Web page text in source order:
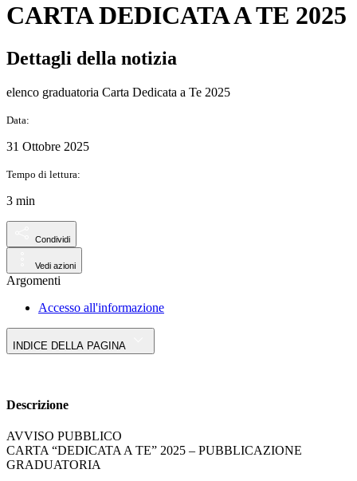
CARTA DEDICATA A TE 2025
Dettagli della notizia
elenco graduatoria Carta Dedicata a Te 2025
Data:
31 Ottobre 2025
Tempo di lettura:
3 min
Condividi
Vedi azioni
Argomenti
Accesso all'informazione
INDICE DELLA PAGINA
Descrizione
AVVISO PUBBLICO
CARTA “DEDICATA A TE” 2025 – PUBBLICAZIONE
GRADUATORIA